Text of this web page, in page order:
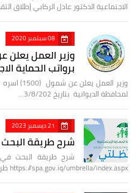
الاجتماعية الدكتور عادل الركابي إطلاق
08 سبتمبر 2020
برواتب الحماية
وزير
لمحافظة الديوانية بتاريخ 3/8/202…
21 ديسمبر 2023
شرح طريقة
شرح طريقة البحث
https://spa.gov.iq/umbrella/index.aspx طريقة استخدام مظلتي ادخل الى …